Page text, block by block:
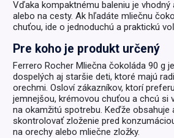
Vďaka kompaktnému baleniu je vhodný
alebo na cesty. Ak hľadáte mliečnu
chuťou, ide o jednoduchú a praktickú
Pre koho je produkt určený
Ferrero Rocher Mliečna čokoláda 90 g
dospelých aj staršie deti, ktoré majú
orechmi. Osloví zákazníkov, ktorí
jemnejšou, krémovou chuťou a chcú si
na okamžitú spotrebu. Keďže obsahuje
skontrolovať zloženie pred
na orechy alebo mliečne zložky.